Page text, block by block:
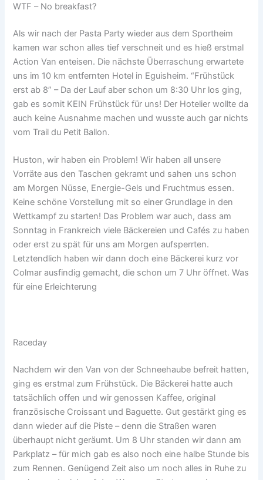
WTF – No breakfast?
Als wir nach der Pasta Party wieder aus dem Sportheim
kamen war schon alles tief verschneit und es hieß erstmal
Action Van enteisen. Die nächste Überraschung erwartete
uns im 10 km entfernten Hotel in Eguisheim. “Frühstück
erst ab 8” – Da der Lauf aber schon um 8:30 Uhr los ging,
gab es somit KEIN Frühstück für uns! Der Hotelier wollte da
auch keine Ausnahme machen und wusste auch gar nichts
vom Trail du Petit Ballon.
Huston, wir haben ein Problem! Wir haben all unsere
Vorräte aus den Taschen gekramt und sahen uns schon
am Morgen Nüsse, Energie-Gels und Fruchtmus essen.
Keine schöne Vorstellung mit so einer Grundlage in den
Wettkampf zu starten! Das Problem war auch, dass am
Sonntag in Frankreich viele Bäckereien und Cafés zu haben
oder erst zu spät für uns am Morgen aufsperrten.
Letztendlich haben wir dann doch eine Bäckerei kurz vor
Colmar ausfindig gemacht, die schon um 7 Uhr öffnet. Was
für eine Erleichterung
Raceday
Nachdem wir den Van von der Schneehaube befreit hatten,
ging es erstmal zum Frühstück. Die Bäckerei hatte auch
tatsächlich offen und wir genossen Kaffee, original
französische Croissant und Baguette. Gut gestärkt ging es
dann wieder auf die Piste – denn die Straßen waren
überhaupt nicht geräumt. Um 8 Uhr standen wir dann am
Parkplatz – für mich gab es also noch eine halbe Stunde bis
zum Rennen. Genügend Zeit also um noch alles in Ruhe zu